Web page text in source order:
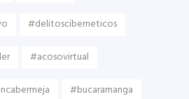
#delitosciberneticos
#acosovirtual
#bucaramanga